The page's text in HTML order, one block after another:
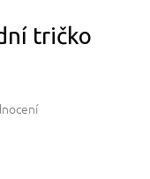
tričko